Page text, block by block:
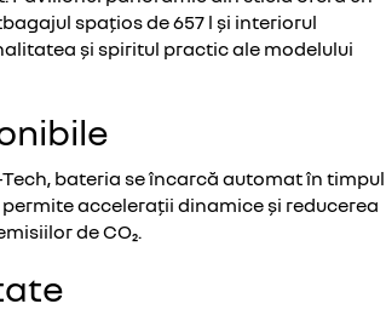
spațios de 657 l și interiorul
și spiritul practic ale modelului
bateria se încarcă automat în timpul
accelerații dinamice și reducerea
de CO₂.